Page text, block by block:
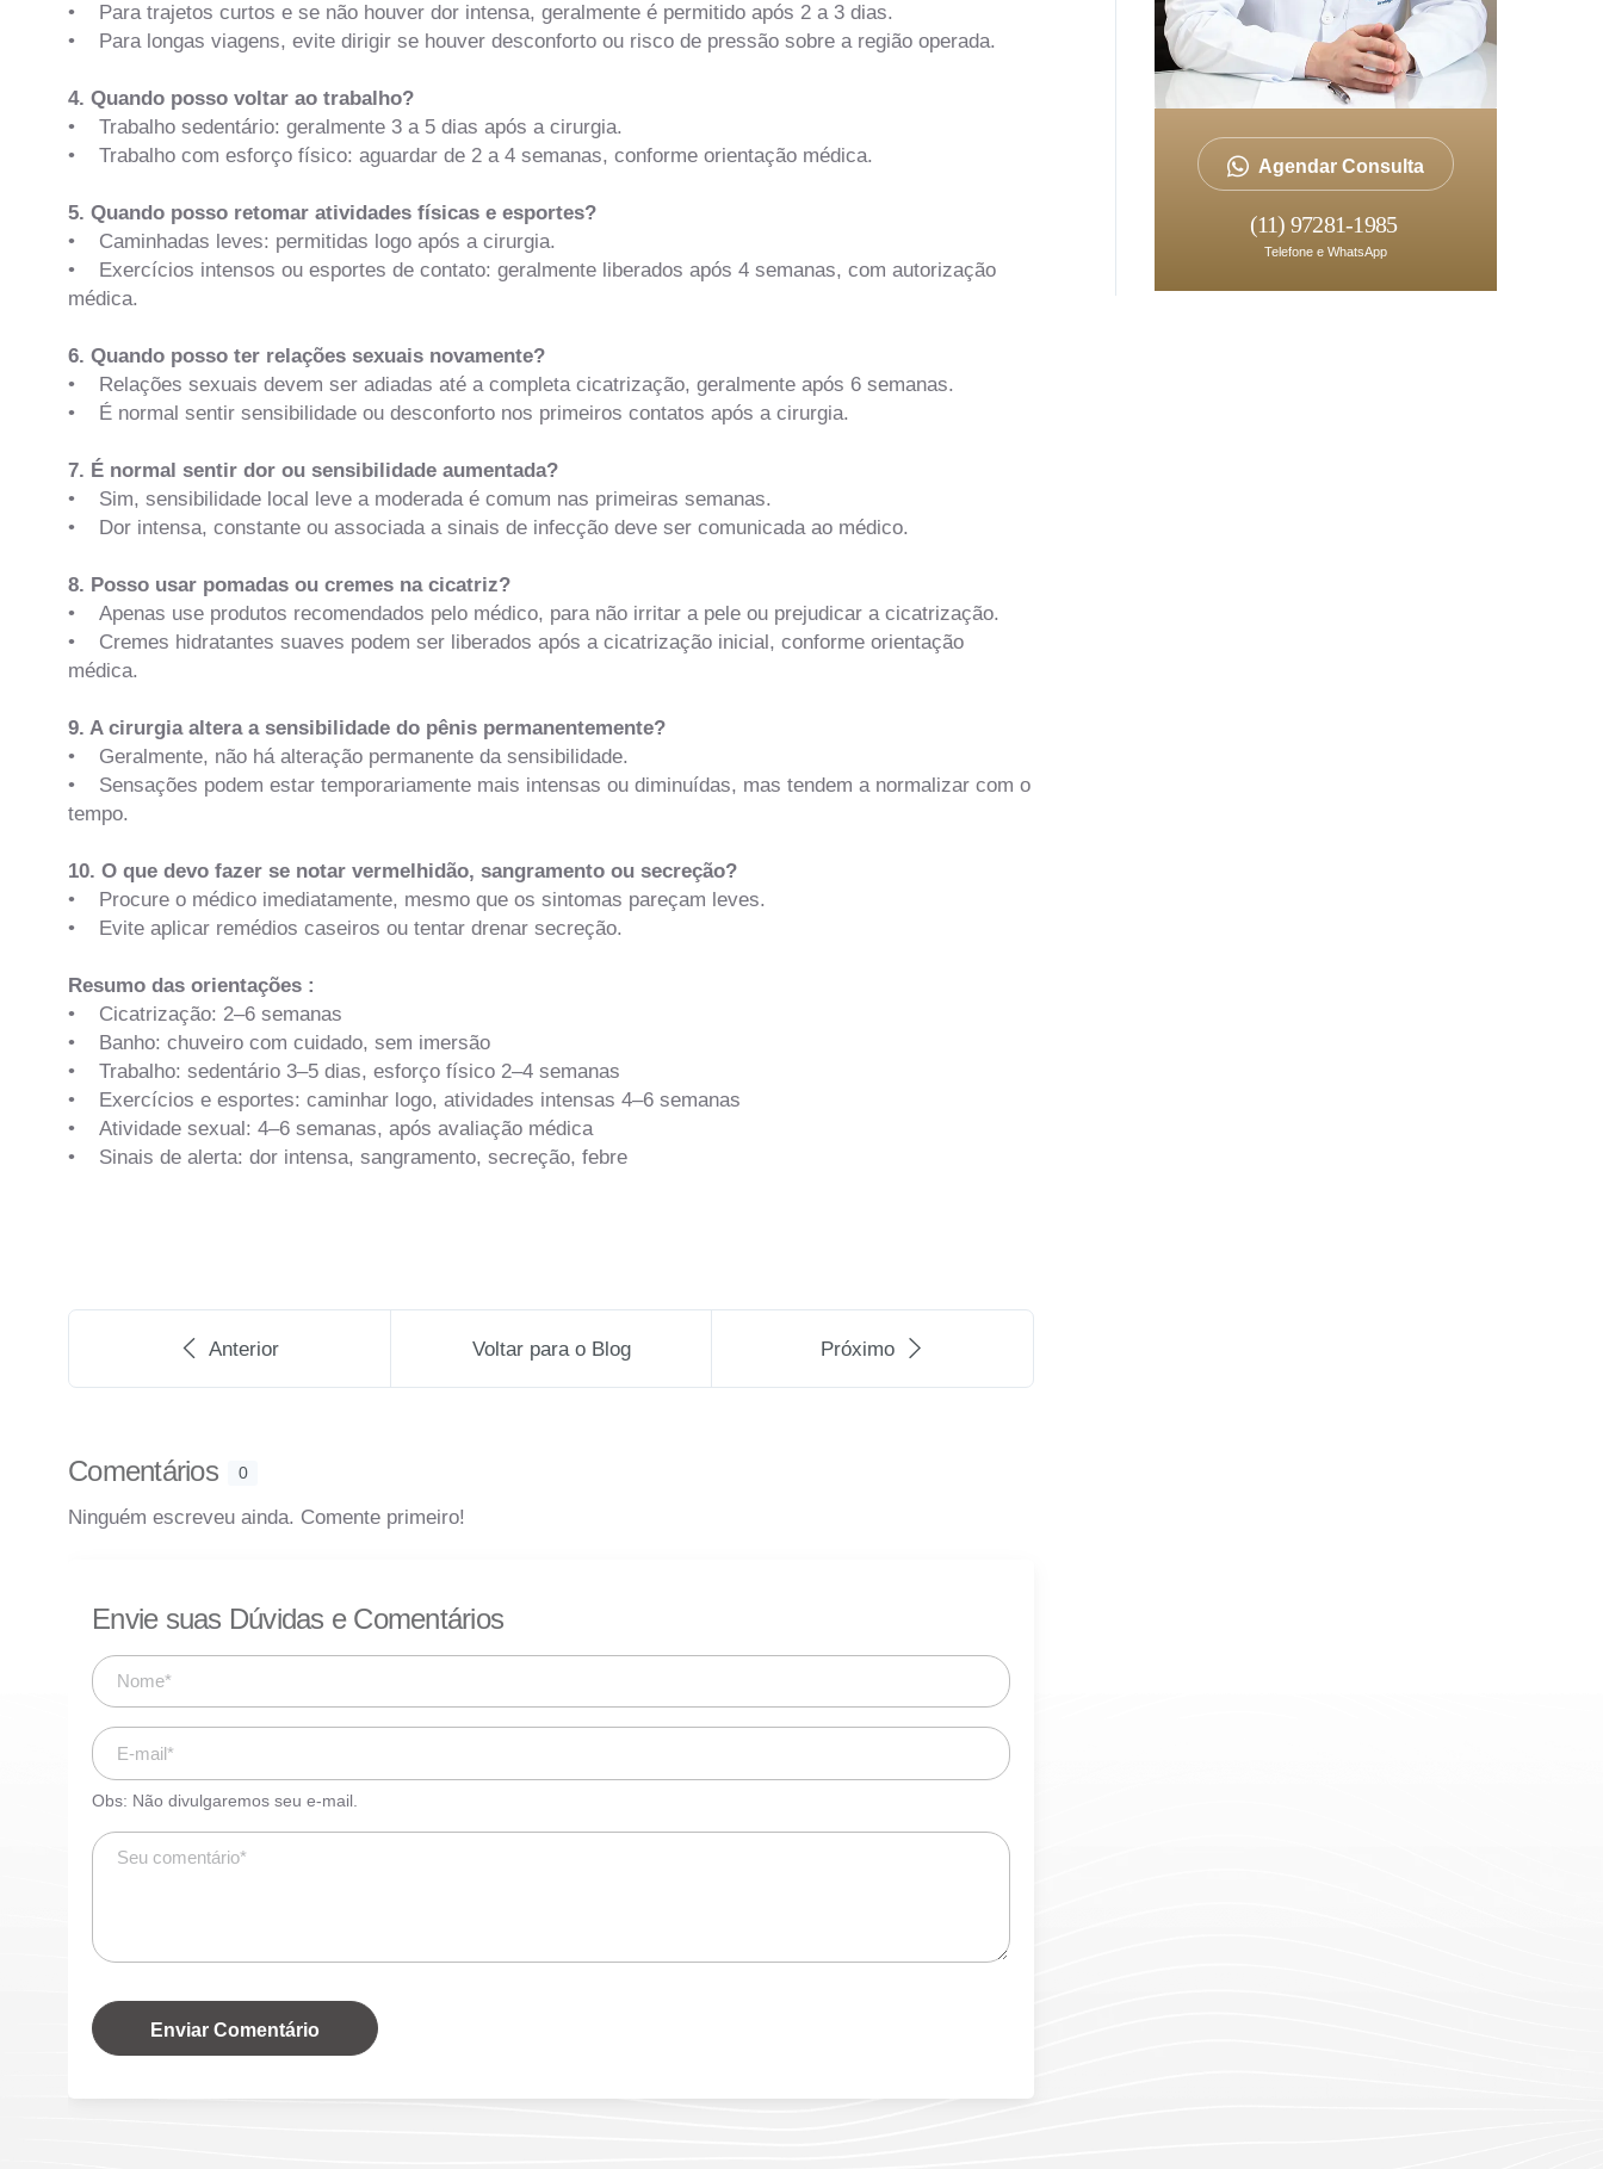
• Para trajetos curtos e se não houver dor intensa, geralmente é permitido após 2 a 3 dias.
• Para longas viagens, evite dirigir se houver desconforto ou risco de pressão sobre a região operada.
4. Quando posso voltar ao trabalho?
• Trabalho sedentário: geralmente 3 a 5 dias após a cirurgia.
• Trabalho com esforço físico: aguardar de 2 a 4 semanas, conforme orientação médica.
5. Quando posso retomar atividades físicas e esportes?
• Caminhadas leves: permitidas logo após a cirurgia.
• Exercícios intensos ou esportes de contato: geralmente liberados após 4 semanas, com autorização
médica.
6. Quando posso ter relações sexuais novamente?
• Relações sexuais devem ser adiadas até a completa cicatrização, geralmente após 6 semanas.
• É normal sentir sensibilidade ou desconforto nos primeiros contatos após a cirurgia.
7. É normal sentir dor ou sensibilidade aumentada?
• Sim, sensibilidade local leve a moderada é comum nas primeiras semanas.
• Dor intensa, constante ou associada a sinais de infecção deve ser comunicada ao médico.
8. Posso usar pomadas ou cremes na cicatriz?
• Apenas use produtos recomendados pelo médico, para não irritar a pele ou prejudicar a cicatrização.
• Cremes hidratantes suaves podem ser liberados após a cicatrização inicial, conforme orientação
médica.
9. A cirurgia altera a sensibilidade do pênis permanentemente?
• Geralmente, não há alteração permanente da sensibilidade.
• Sensações podem estar temporariamente mais intensas ou diminuídas, mas tendem a normalizar com o
tempo.
10. O que devo fazer se notar vermelhidão, sangramento ou secreção?
• Procure o médico imediatamente, mesmo que os sintomas pareçam leves.
• Evite aplicar remédios caseiros ou tentar drenar secreção.
Resumo das orientações :
• Cicatrização: 2–6 semanas
• Banho: chuveiro com cuidado, sem imersão
• Trabalho: sedentário 3–5 dias, esforço físico 2–4 semanas
• Exercícios e esportes: caminhar logo, atividades intensas 4–6 semanas
• Atividade sexual: 4–6 semanas, após avaliação médica
• Sinais de alerta: dor intensa, sangramento, secreção, febre
Anterior Voltar para o Blog Próximo
Comentários 0
Ninguém escreveu ainda. Comente primeiro!
Envie suas Dúvidas e Comentários
Obs: Não divulgaremos seu e-mail.
Enviar Comentário
Agendar Consulta
(11) 97281-1985
Telefone e WhatsApp